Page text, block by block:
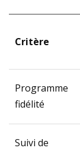
Critère
Programme
fidélité
Suivi de